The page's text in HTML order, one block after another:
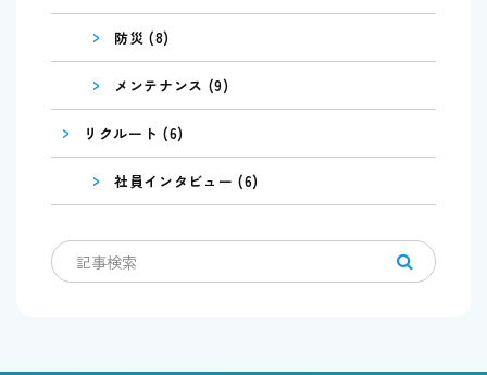
> 防災 (8)
> メンテナンス (9)
> リクルート (6)
> 社員インタビュー (6)